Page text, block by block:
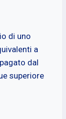
di uno
a
dal
superiore